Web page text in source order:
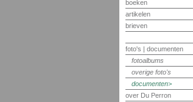
boeken
artikelen
brieven
foto's | documenten
fotoalbums
overige foto's
documenten
over Du Perron